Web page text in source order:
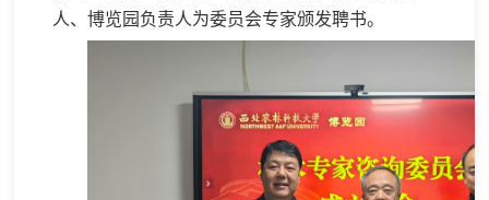
人、博览园负责人为委员会专家颁发聘书。